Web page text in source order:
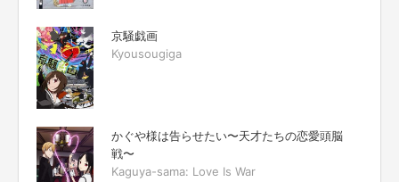
京騒戯画
Kyousougiga
かぐや様は告らせたい〜天才たちの恋愛頭脳
戦〜
Kaguya-sama: Love Is War